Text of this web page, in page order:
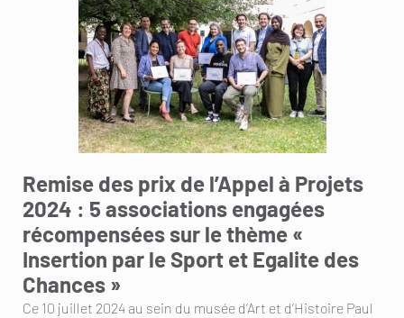
Remise des prix de l’Appel à Projets
2024 : 5 associations engagées
récompensées sur le thème «
Insertion par le Sport et Egalite des
Chances »
Ce 10 juillet 2024 au sein du musée d’Art et d’Histoire Paul